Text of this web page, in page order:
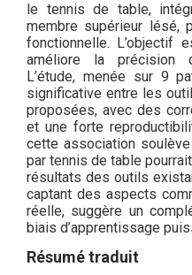
le tennis de table,
membre supérieur lésé,
fonctionnelle. L’objectif
améliore la précision
L’étude, menée sur 9
significative entre les
proposées, avec des
et une forte
cette association soulève
par tennis de table
résultats des outils
captant des aspects
réelle, suggère un
biais d’apprentissage
Résumé traduit